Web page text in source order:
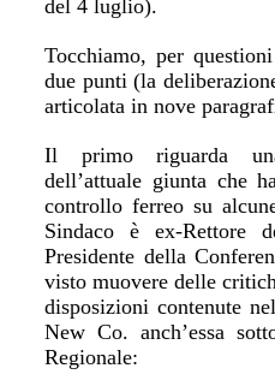
del 4 luglio).
Tocchiamo, per
due punti (la
articolata in nove
Il primo riguarda
dell’attuale giunta che
controllo ferreo su
Sindaco è ex-Rettore
Presidente della
visto muovere delle
disposizioni contenute
New Co. anch’essa
Regionale: